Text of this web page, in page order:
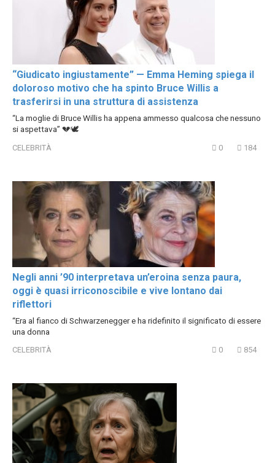
“Giudicato ingiustamente” — Emma Heming spiega il
doloroso motivo che ha spinto Bruce Willis a
trasferirsi in una struttura di assistenza
“La moglie di Bruce Willis ha appena ammesso qualcosa che nessuno
si aspettava” 💔🕊️
CELEBRITÀ 0 184
Negli anni ’90 interpretava un’eroina senza paura,
oggi è quasi irriconoscibile e vive lontano dai
riflettori
“Era al fianco di Schwarzenegger e ha ridefinito il significato di essere
una donna
CELEBRITÀ 0 854